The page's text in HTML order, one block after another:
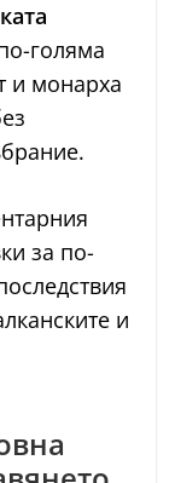
голяма
и монарха
за по-
и